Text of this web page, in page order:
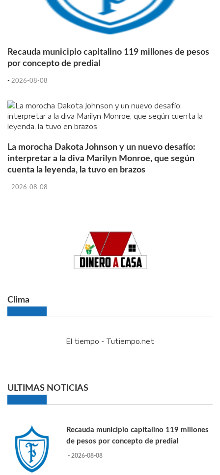
Recauda municipio capitalino 119 millones de pesos
por concepto de predial
- 2026-08-08
La morocha Dakota Johnson y un nuevo desafío:
interpretar a la diva Marilyn Monroe, que según
cuenta la leyenda, la tuvo en brazos
- 2026-08-08
Clima
El tiempo - Tutiempo.net
ULTIMAS NOTICIAS
Recauda municipio capitalino 119 millones
de pesos por concepto de predial
- 2026-08-08